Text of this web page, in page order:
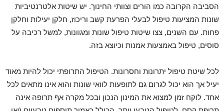
הסביבה הקרובה כמו הורים וצוותי החינוך. יש שיטות אלטרנטיביות
שונות המציעות טיפול לבעלי הפרעת קשב וריכוז, חלקן יעילות וחלקן
פחות. עם השנים, צצו שיטות טיפול שונות ומגוונות, למשל רכיבה על
סוסים, טיפול באמצעות אמנות וכיוצא בזה.
לכל שיטת טיפול יתרונות וחסרונות. הטיפול התרופתי יכול להיות מאוד
יעיל אך הוא יכול לגרום גם לתופעות לוואי שונות והוא אינו מתאים לכל
אחד. לוקח זמן למצוא את המינון הנכון ובכל מקרה אף תרופה אינה